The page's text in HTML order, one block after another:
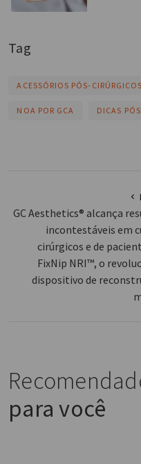
Tag
ACESSÓRIOS PÓS-CIRÚRGICOS
NOA POR GCA DICAS
GC Aesthetics® alcança
incontestáveis em
cirúrgicos e de
FixNip NRI™, o
dispositivo de
para você